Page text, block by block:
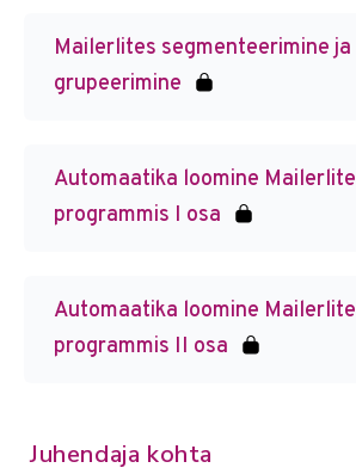
Mailerlites segmenteerimine ja
grupeerimine
Automaatika loomine Mailerlite
programmis I osa
Automaatika loomine Mailerlite
programmis II osa
Juhendaja kohta